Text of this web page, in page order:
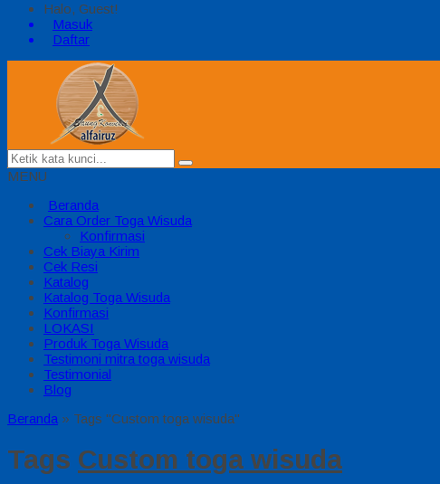
Halo, Guest!
Masuk
Daftar
MENU
Beranda
Cara Order Toga Wisuda
Konfirmasi
Cek Biaya Kirim
Cek Resi
Katalog
Katalog Toga Wisuda
Konfirmasi
LOKASI
Produk Toga Wisuda
Testimoni mitra toga wisuda
Testimonial
Blog
Beranda » Tags "Custom toga wisuda"
Tags Custom toga wisuda